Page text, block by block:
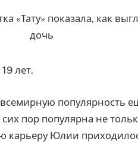
лет.
популярность
пор популярна не
карьеру Юлии